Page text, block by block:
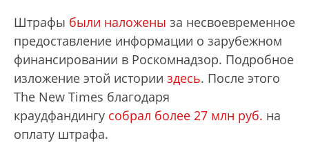
Штрафы были наложены за несвоевременное
предоставление информации о зарубежном
финансировании в Роскомнадзор. Подробное
изложение этой истории здесь. После этого
The New Times благодаря
краудфандингу собрал более 27 млн руб. на
оплату штрафа.